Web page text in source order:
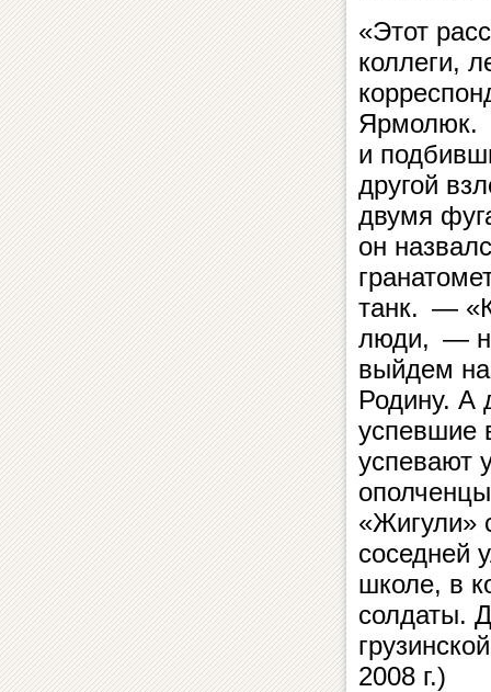
«Этот
коллеги,
Ярмолюк.
и
другой
двумя
он
танк. —
люди, —
выйдем
Родину. А
успевшие
успевают
«Жигули»
соседней
школе, в
солдаты.
2008 г.)